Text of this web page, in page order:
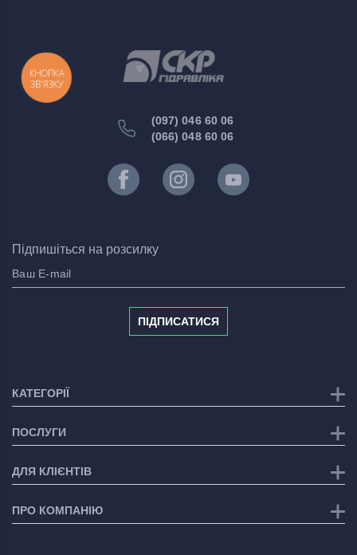
(097) 046 60 06
(066) 048 60 06
Підпишіться на розсилку
ПІДПИСАТИСЯ
КАТЕГОРІЇ
ПОСЛУГИ
ДЛЯ КЛІЄНТІВ
ПРО КОМПАНІЮ
КНОПКА
ЗВ'ЯЗКУ